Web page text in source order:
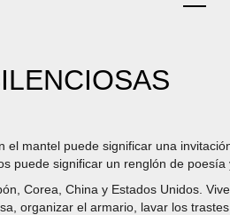
el mantel puede significar una
puede significar un renglón de
Corea, China y Estados Unidos.
organizar el armario, lavar los